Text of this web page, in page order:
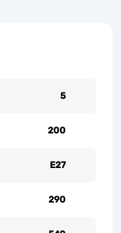
5
200
Е27
290